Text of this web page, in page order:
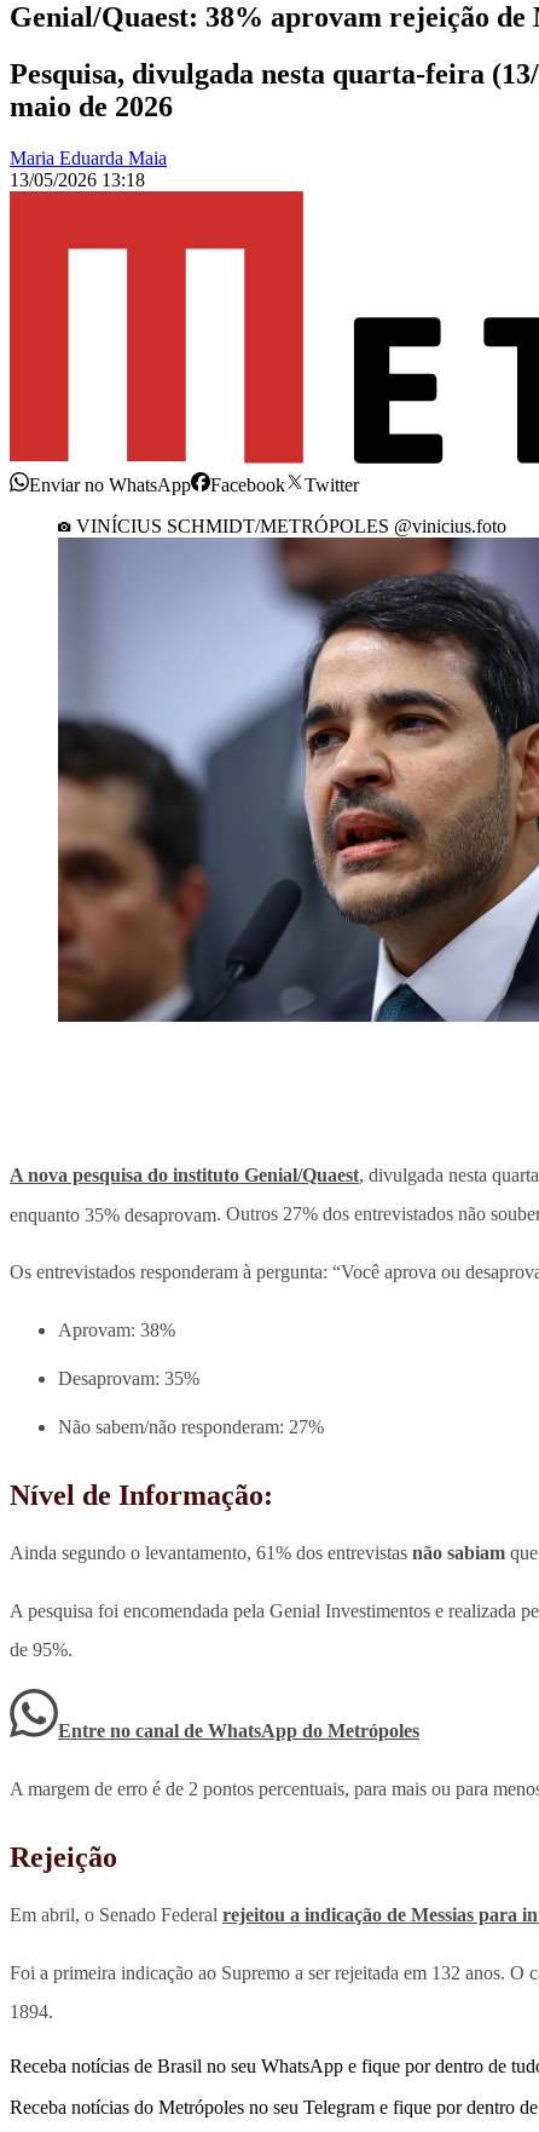
Genial/Quaest: 38% aprovam rejeição de
Pesquisa, divulgada nesta quarta-feira
maio de 2026
Maria Eduarda Maia
13/05/2026 13:18
Enviar no WhatsApp Facebook
Twitter
VINÍCIUS SCHMIDT/METRÓPOLES @vinicius.foto
A nova pesquisa do instituto Genial/Quaest, divulgada nesta
enquanto 35% desaprovam. Outros 27% dos entrevistados não
Os entrevistados responderam à pergunta: “Você aprova ou
Aprovam: 38%
Desaprovam: 35%
Não sabem/não responderam: 27%
Nível de Informação:
Ainda segundo o levantamento, 61% dos entrevistas não sabiam
A pesquisa foi encomendada pela Genial Investimentos e realizada
de 95%.
Entre no canal de WhatsApp do Metrópoles
A margem de erro é de 2 pontos percentuais, para mais ou para
Rejeição
Em abril, o Senado Federal rejeitou a indicação de Messias para
Foi a primeira indicação ao Supremo a ser rejeitada em 132 anos.
1894.
Receba notícias de Brasil no seu WhatsApp e fique por dentro de
Receba notícias do Metrópoles no seu Telegram e fique por dentro